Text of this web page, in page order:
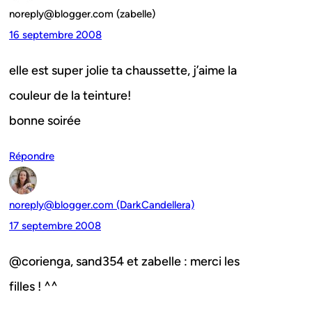
noreply@blogger.com (zabelle)
16 septembre 2008
elle est super jolie ta chaussette, j’aime la
couleur de la teinture!
bonne soirée
Répondre
noreply@blogger.com (DarkCandellera)
17 septembre 2008
@corienga, sand354 et zabelle : merci les
filles ! ^^